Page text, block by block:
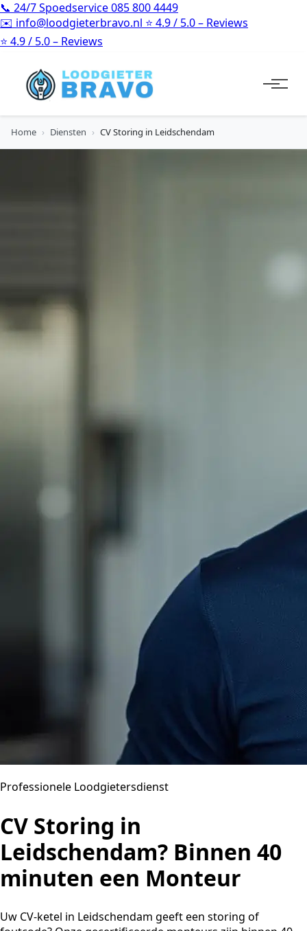
📞 24/7 Spoedservice085 800 4449
✉️ info@loodgieterbravo.nl ⭐ 4.9 / 5.0 – Reviews
⭐ 4.9 / 5.0 – Reviews
Home › Diensten › CV Storing in Leidschendam
Professionele Loodgietersdienst
CV Storing in
Leidschendam? Binnen 40
minuten een Monteur
Uw CV-ketel in Leidschendam geeft een storing of